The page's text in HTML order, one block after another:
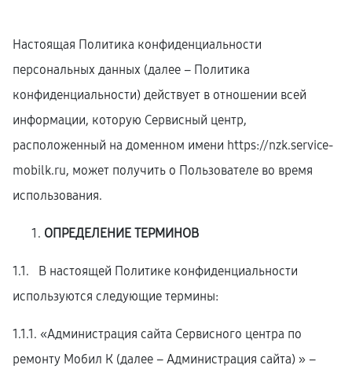
Настоящая Политика конфиденциальности
персональных данных (далее – Политика
конфиденциальности) действует в отношении всей
информации, которую Сервисный центр,
расположенный на доменном имени https://nzk.service-
mobilk.ru, может получить о Пользователе во время
использования.
ОПРЕДЕЛЕНИЕ ТЕРМИНОВ
1.1. В настоящей Политике конфиденциальности
используются следующие термины:
1.1.1. «Администрация сайта Сервисного центра по
ремонту Мобил К (далее – Администрация сайта) » –